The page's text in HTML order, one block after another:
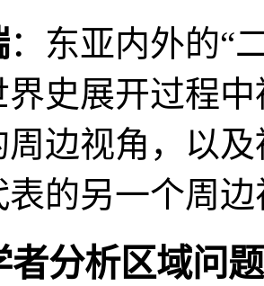
：东亚内外的“
界史展开过程
周边视角，以
表的另一个周
者分析区域问题